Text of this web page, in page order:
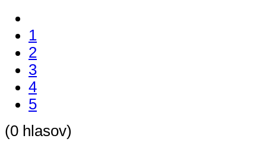
1
2
3
4
5
(0 hlasov)